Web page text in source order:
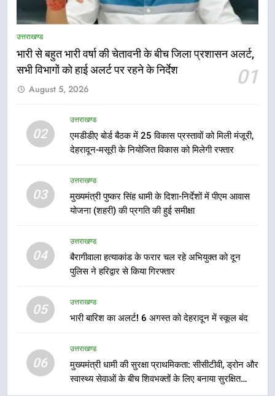
उत्तराखण्ड
भारी से बहुत भारी वर्षा की चेतावनी के बीच जिला प्रशासन अलर्ट,
सभी विभागों को हाई अलर्ट पर रहने के निर्देश
01
August 5, 2026
02
उत्तराखण्ड
एमडीडीए बोर्ड बैठक में 25 विकास प्रस्तावों को मिली मंजूरी,
देहरादून-मसूरी के नियोजित विकास को मिलेगी रफ्तार
03
उत्तराखण्ड
मुख्यमंत्री पुष्कर सिंह धामी के दिशा-निर्देशों में पीएम आवास
योजना (शहरी) की प्रगति की हुई समीक्षा
04
उत्तराखण्ड
बैरागीवाला हत्याकांड के फरार चल रहे अभियुक्त को दून
पुलिस ने हरिद्वार से किया गिरफ्तार
05
उत्तराखण्ड
भारी बारिश का अलर्ट! 6 अगस्त को देहरादून में स्कूल बंद
06
उत्तराखण्ड
मुख्यमंत्री धामी की सुरक्षा प्राथमिकता: सीसीटीवी, ड्रोन और
स्वास्थ्य सेवाओं के बीच शिवभक्तों के लिए बनाया सुरक्षित
भारी बारिश का अलर्ट! 6 अगस्त को
देहरादून में स्कूल बंद
उत्तराखण्ड
कांवड़ मार्ग
प्रदेश कांग्रेस मुख्यालय में कंट्रोल रूम
का शुभारंभ
उत्तराखण्ड
8
सड़क सुरक्षा पर डीएम का सख्त एक्शन,
ब्लैक स्पॉट होंगे सुरक्षित, हर माह होगी
1
अलर्ट पर रहने के निर्देश
उत्तराखण्ड